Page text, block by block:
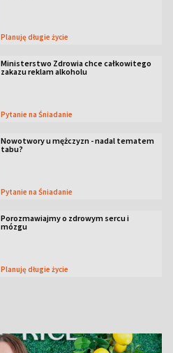
Planuję długie życie
Ministerstwo Zdrowia chce całkowitego
zakazu reklam alkoholu
Pytanie na Śniadanie
Nowotwory u mężczyzn - nadal tematem
tabu?
Pytanie na Śniadanie
Porozmawiajmy o zdrowym sercu i
mózgu
Planuję długie życie